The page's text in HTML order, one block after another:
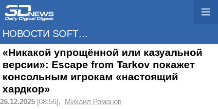
НОВОСТИ SOFTWARE
«Никакой упрощённой или казуальной
версии»: Escape from Tarkov покажет
консольным игрокам «настоящий
хардкор»
26.12.2025 [08:56], Михаил Романов